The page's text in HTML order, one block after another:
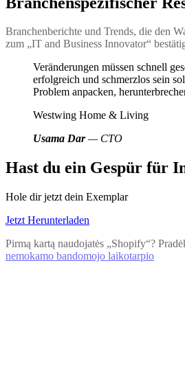
Branchenberichte und Trends, die den
zum „IT and Business Innovator“
Veränderungen müssen schnell
erfolgreich und schmerzlos sein
Problem anpacken,
Westwing Home & Living
Usama Dar— CTO
Hast du ein Gespür für
Hole dir jetzt dein Exemplar
Jetzt Herunterladen
Pirmą kartą naudojatės „Shopify“?
nemokamo bandomojo laikotarpio